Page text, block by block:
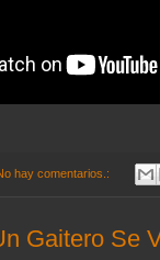
hay comentarios.:
Gaitero Se